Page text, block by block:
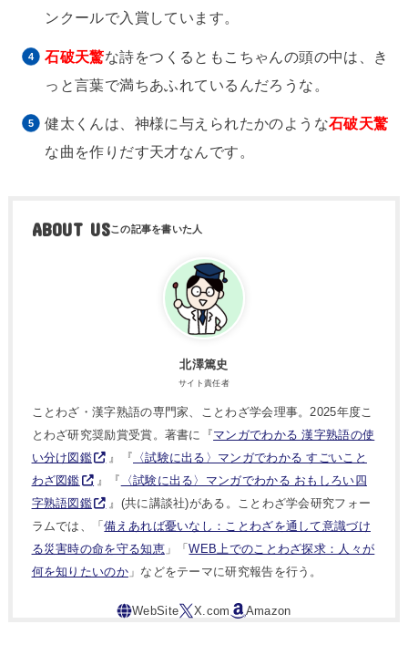
ンクールで入賞しています。
石破天驚な詩をつくるともこちゃんの頭の中は、き
っと言葉で満ちあふれているんだろうな。
健太くんは、神様に与えられたかのような石破天驚
な曲を作りだす天才なんです。
ABOUT US
北澤篤史
サイト責任者
ことわざ・漢字熟語の専門家、ことわざ学会理事。2025年度こ
とわざ研究奨励賞受賞。著書に『マンガでわかる 漢字熟語の使
い分け図鑑
』『 〈試験に出る〉マンガでわかる すごいこと
わざ図鑑
』『
〈試験に出る〉マンガでわかる おもしろい四
字熟語図鑑
』(共に講談社)がある。ことわざ学会研究フォー
ラムでは、「備えあれば憂いなし：ことわざを通して意識づけ
る災害時の命を守る知恵」「WEB上でのことわざ探求：人々が
何を知りたいのか」などをテーマに研究報告を行う。